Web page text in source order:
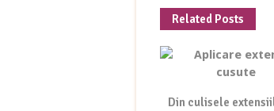
Related Posts
Din culisele